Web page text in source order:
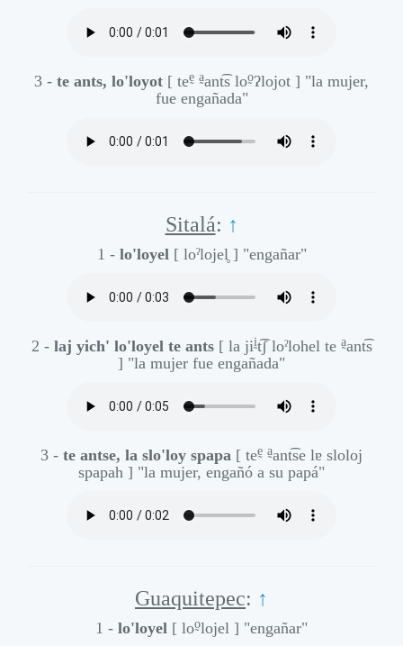
3 - te ants, lo'loyot [ teḛ a̰ant͡s loo̰ʔlojot ] "la mujer,
fue engañada"
Sitalá: ↑
1 - lo'loyel [ loˀlojel̥ ] "engañar"
2 - laj yich' lo'loyel te ants [ la jiḭt͡ʃ loˀlohel te a̰ant͡s
] "la mujer fue engañada"
3 - te antse, la slo'loy spapa [ teḛ a̰ant͡se lɐ sloloj
spapah ] "la mujer, engañó a su papá"
Guaquitepec: ↑
1 - lo'loyel [ loo̰lojel ] "engañar"